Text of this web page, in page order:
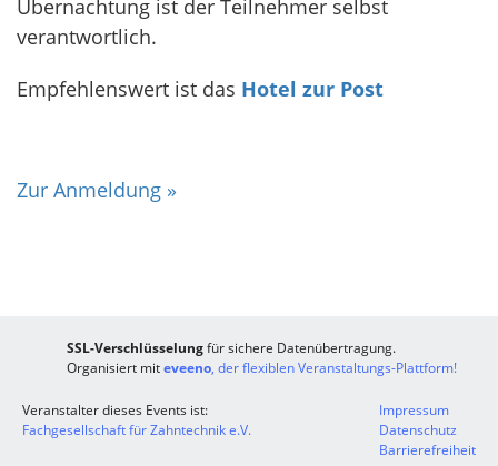
Übernachtung ist der Teilnehmer selbst
verantwortlich.
Empfehlenswert ist das Hotel zur Post
Zur Anmeldung »
SSL-Verschlüsselungfür sichere Datenübertragung.
Organisiert miteveeno, der flexiblen Veranstaltungs-Plattform!
Veranstalter dieses Events ist:
Fachgesellschaft für Zahntechnik e.V.
Impressum
Datenschutz
Barrierefreiheit